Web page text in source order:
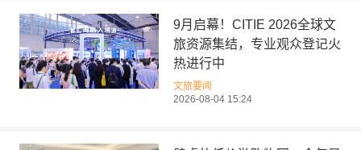
9月启幕！CITIE 2026全球文
旅资源集结，专业观众登记火
热进行中
文旅要闻
2026-08-04 15:24